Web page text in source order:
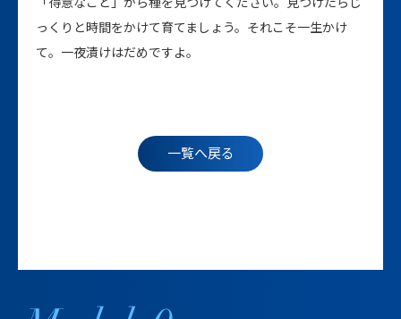
っくりと時間をかけて育てましょう。それこそ一生かけ
て。一夜漬けはだめですよ。
一覧へ戻る